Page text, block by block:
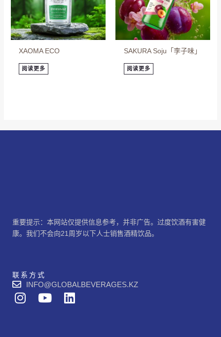
XAOMA ECO
阅读更多
SAKURA Soju「李子味」
阅读更多
重要提示：本网站仅提供信息参考，并非广告。过度饮酒有害健
康。我们不会向21周岁以下人士销售酒精饮品。
联系方式
INFO@GLOBALBEVERAGES.KZ
I
n
Y
L
i